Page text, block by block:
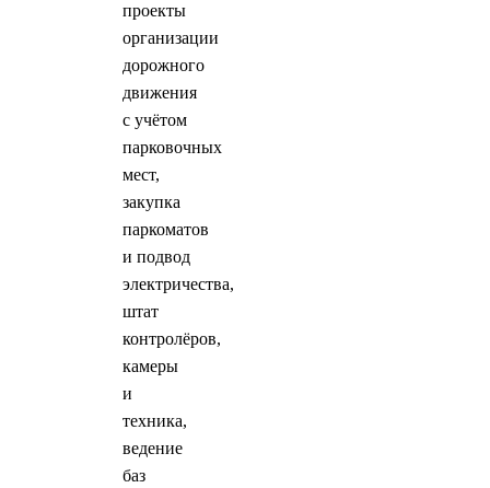
проекты
организации
дорожного
движения
с учётом
парковочных
мест,
закупка
паркоматов
и подвод
электричества,
штат
контролёров,
камеры
и
техника,
ведение
баз